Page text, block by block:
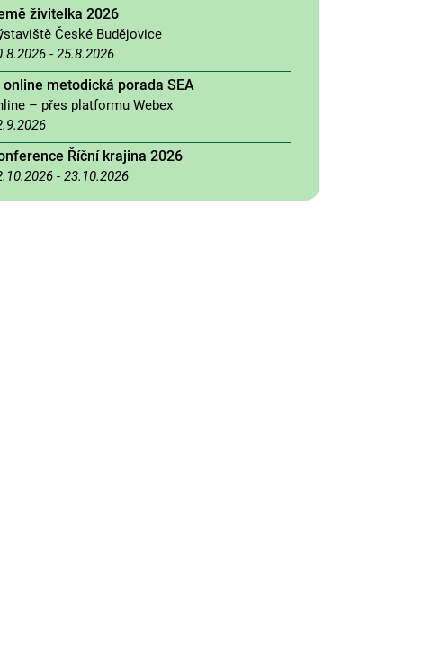
živitelka 2026
České Budějovice
- 25.8.2026
online metodická porada SEA
– přes platformu Webex
Říční krajina 2026
- 23.10.2026